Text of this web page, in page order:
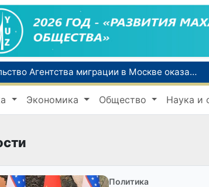
В июле представительство Агентства миграции в Москве оказало помощь более 1,8 тысячам граждан Узбекистана
Сборная Узбекистана вышла в четвертьфинал «Игр Будущего - 2026» в Астане
7 августа
месячник Целей устойчивого развития
Экономика Общество Наука и
Политика